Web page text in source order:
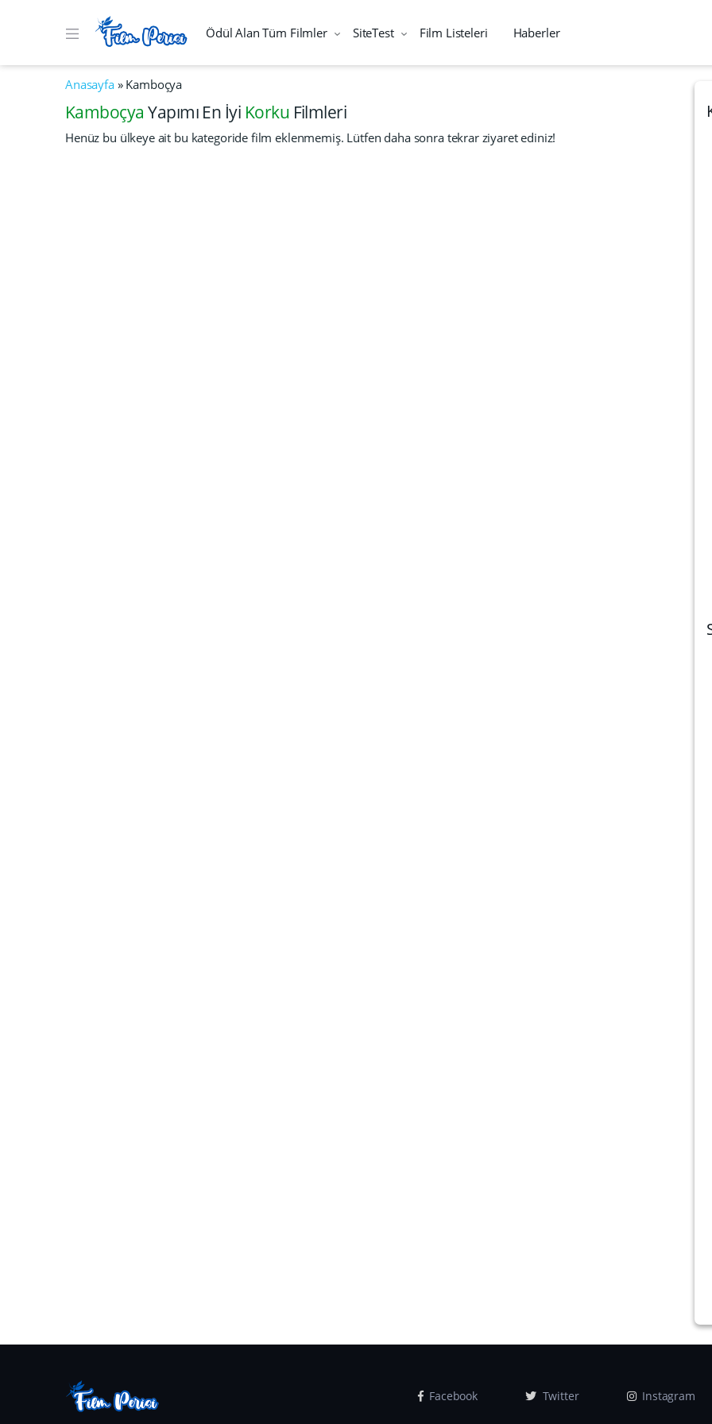
Ödül Alan Tüm Filmler SiteTest Film Listeleri Haberler
Anasayfa» Kamboçya
Kamboçya Yapımı En İyi Korku Filmleri
Henüz bu ülkeye ait bu kategoride film eklenmemiş. Lütfen daha sonra tekrar ziyaret ediniz!
Facebook Twitter Instagram